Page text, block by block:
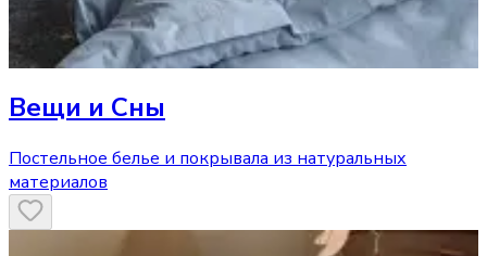
Вещи и Сны
Постельное белье и покрывала из натуральных
материалов